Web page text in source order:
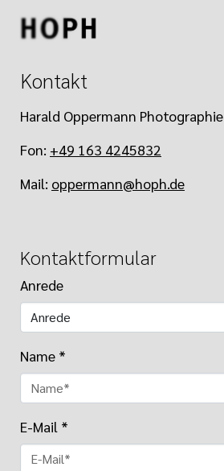
Kontakt
Harald Oppermann Photographie
Fon: +49 163 4245832
Mail: oppermann@hoph.de
Kontaktformular
Anrede
Name *
E-Mail *